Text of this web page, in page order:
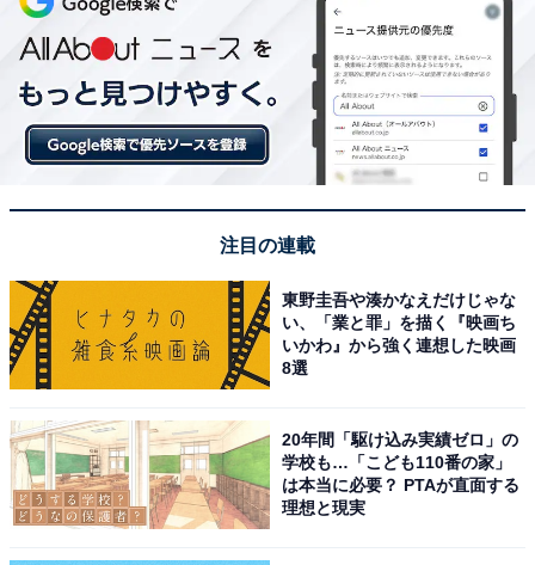
注目の連載
東野圭吾や湊かなえだけじゃな
い、「業と罪」を描く『映画ち
いかわ』から強く連想した映画
8選
20年間「駆け込み実績ゼロ」の
学校も…「こども110番の家」
は本当に必要？ PTAが直面する
理想と現実